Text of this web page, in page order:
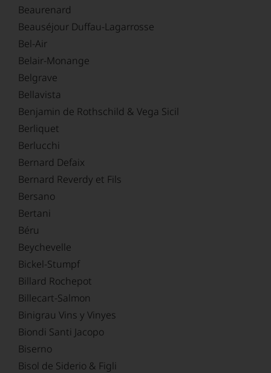
Beaurenard
Beauséjour Duffau-Lagarrosse
Bel-Air
Belair-Monange
Belgrave
Bellavista
Benjamin de Rothschild & Vega Sicil
Berliquet
Berlucchi
Bernard Defaix
Bernard Reverdy et Fils
Bersano
Bertani
Béru
Beychevelle
Bickel-Stumpf
Billard Rochepot
Billecart-Salmon
Binigrau Vins y Vinyes
Biondi Santi Jacopo
Biserno
Bisol de Siderio & Figli